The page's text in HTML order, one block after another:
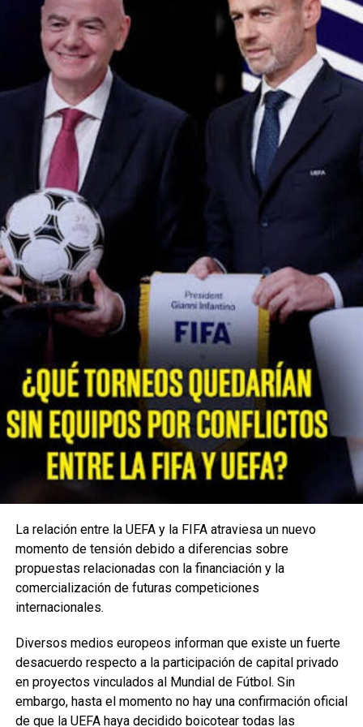
Bae también se acercó a otros argentinos y en su cuenta
Instagram,que tiene 49,8 millonesde seguidores,
publicó videos conLisandro Martínez y Cristian
Romero, con quienes hizo su típico gesto de sazonar los
platos. También se sumó el saludo con
Ángel Di María
Luego publicó fotos con
Leandro Paredes, Alexis Mac
Allister, Nicolás Otamendi, Paulo Dybala y Franco
Armani, al que le muerde la medalla.
Si bien el chef fue un invitado especial de la FIFA con
acceso VIP durante la Copa del Mundo, pero no estaba
habilitado para meterse en el campo de juego y festejar
como si fuese un integrante de la delegación campeona
del mundo ni tampoco es un familiar o allegado que haya
tenido el acceso pertinente.
Desde hace un lustro que Bae se hizo conocido a nivel
internacional y por sus restaurantes también
Cristiano Ronaldo yDavid Beckham
. Se sumó
el presidente de la AFA,Claudio Tapia, al que Bae
confundió como presidente de la Argentina en una historia
de Instagram que también fue furor por su
error.
“Presidente de la Argentina, Chiqui Tapia. Es
maravilloso y muy sincero. Buena suerte. Dijo que si
Argentina sale campeona del mundo, todos juntos
haremos un gran festejo en Doha”, escribió.
TEMAS RELACIONADOS: ARGENTINA CAMPO
FIFA
INGRESO
MUNDIAL
NUSRET QATAR TURCO
VER SIGUIENTE
alrededor del gol de Messi
NO TE PIERDAS
Selección Mexicana terminó el año por debajo de
Estados Unidos en el ranking de FIFA
La relación entre la UEFA y la FIFA atraviesa un nuevo
momento de tensión debido a diferencias sobre
propuestas relacionadas con la financiación y la
comercialización de futuras competiciones
internacionales.
Diversos medios europeos informan que existe un fuerte
desacuerdo respecto a la participación de capital privado
en proyectos vinculados al Mundial de Fútbol. Sin
embargo, hasta el momento no hay una confirmación oficial
de que la UEFA haya decidido boicotear todas las